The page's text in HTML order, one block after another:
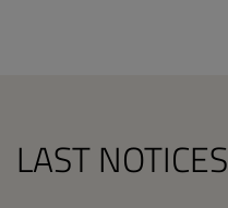
LAST NOTICES